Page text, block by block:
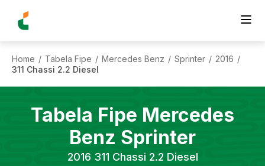
Home / Tabela Fipe / Mercedes Benz / Sprinter / 2016 /
311 Chassi 2.2 Diesel
Tabela Fipe Mercedes
Benz Sprinter
2016 311 Chassi 2.2 Diesel